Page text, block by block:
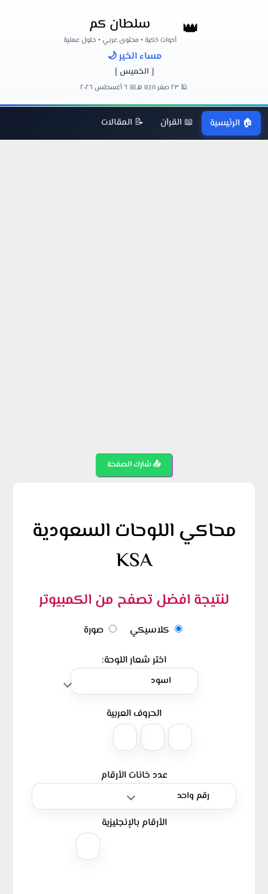
👑 سلطان كم
أدوات ذكية • محتوى عربي • حلول عملية
مساء الخير 🌙
[ الخميس ]
🕌 ٢٣ صفر ١٤٤٨ هـ 📅 ٦ أغسطس ٢٠٢٦
🏠 الرئيسية 📖 القرآن 📝 المقالات
📤 شارك الصفحة
محاكي اللوحات السعودية
KSA
لنتيجة افضل تصفح من الكمبيوتر
كلاسيكي
صورة
اختر شعار اللوحة:
الحروف العربية
عدد خانات الأرقام
الأرقام بالإنجليزية